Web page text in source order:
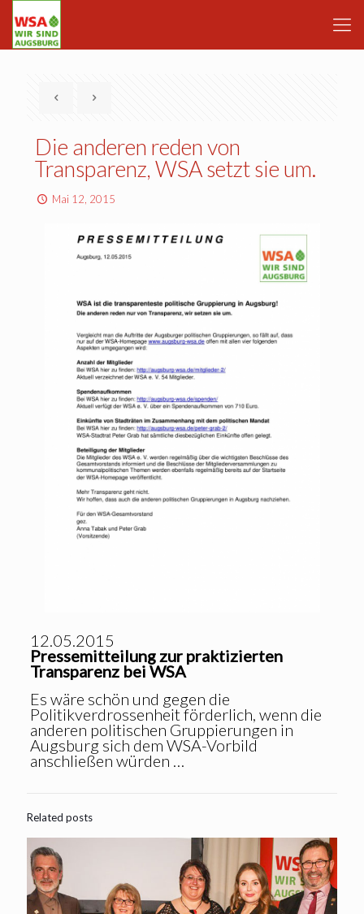
Die anderen reden von
Transparenz, WSA setzt sie um.
Mai 12, 2015
12.05.2015
Pressemitteilung zur praktizierten
Transparenz bei WSA
Es wäre schön und gegen die
Politikverdrossenheit förderlich, wenn die
anderen politischen Gruppierungen in
Augsburg sich dem WSA-Vorbild
anschließen würden …
Related posts